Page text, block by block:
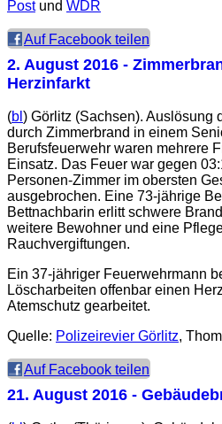
Postund WDR
Auf Facebook teilen
2. August 2016 -
Herzinfarkt
(bl ) Görlitz (Sachsen). Auslösung
durch Zimmerbrand in einem
Berufsfeuerwehr waren mehrere
Einsatz. Das Feuer war gegen
Personen-Zimmer im obersten
ausgebrochen. Eine 73-jährige
Bettnachbarin erlitt schwere
weitere Bewohner und eine
Rauchvergiftungen.
Ein 37-jähriger Feuerwehrmann
Löscharbeiten offenbar einen
Atemschutz gearbeitet.
Quelle: Polizeirevier Görlitz,
Auf Facebook teilen
21. August 2016 -